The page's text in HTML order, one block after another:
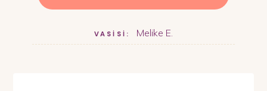
VASİSİ: Melike E.